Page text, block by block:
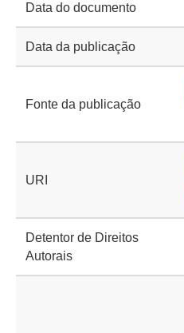
Data do documento
Data da publicação
Fonte da publicação
URI
Detentor de Direitos
Autorais